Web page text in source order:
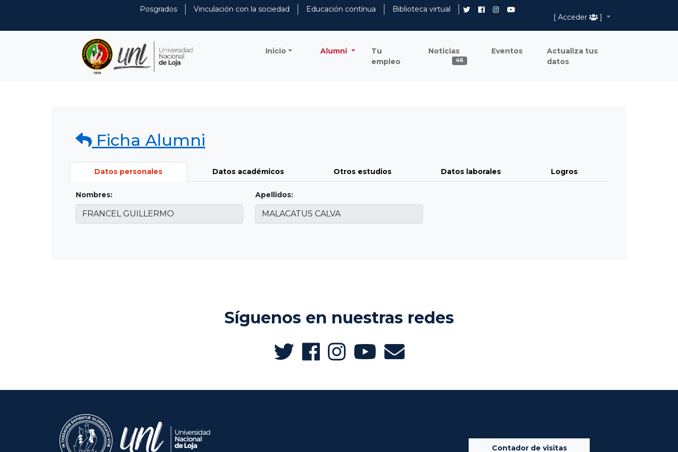
Posgrados Vinculación con la sociedad Educación contínua
Biblioteca virtual
[ Acceder
]
Inicio Alumni
Tu
empleo
Noticias
46
Eventos
Actualiza tus
datos
Ficha Alumni
Datos personales Datos académicos Otros estudios Datos laborales Logros
Nombres: Apellidos:
Síguenos en nuestras redes
Contador de visitas